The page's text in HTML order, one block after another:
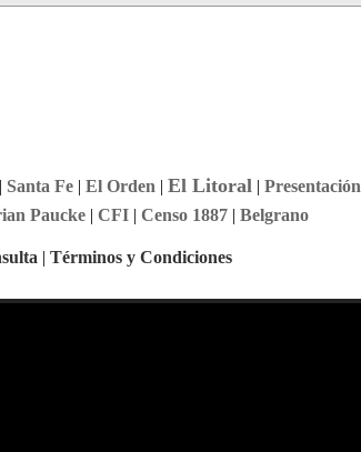
Santa Fe| El Orden | El Litoral | Presentación
Paucke| CFI| Censo 1887| Belgrano
| Términos y Condiciones